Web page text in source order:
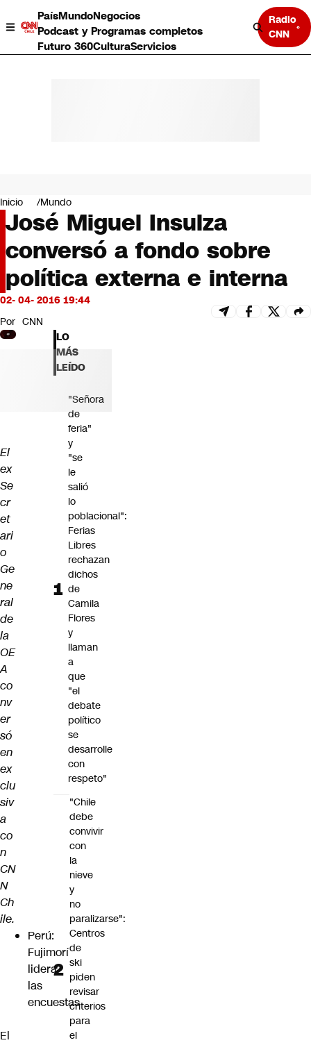
PaísMundoNegocios
Podcast y Programas completos
Futuro 360CulturaServicios
Radio
CNN
Negocios
Deportes
Programas completos
Cultura
Servicios
Bits
CNN tiempo
Futuro 360
Opinión
Inicio Mundo
José Miguel Insulza
conversó a fondo sobre
política externa e interna
02- 04- 2016 19:44
Por CNN
El
ex
Se
cr
et
ari
o
Ge
ne
ral
de
la
OE
A
co
nv
er
só
en
ex
clu
siv
a
co
n
CN
N
Ch
ile.
Perú:
Fujimorí
lidera
las
encuestas
El
LO
MÁS
LEÍDO
"Señora
de
feria"
y
"se
le
salió
lo
poblacional":
Ferias
Libres
rechazan
dichos
de
Camila
Flores
y
llaman
a
que
"el
debate
político
se
desarrolle
con
respeto"
"Chile
debe
convivir
con
la
nieve
y
no
paralizarse":
Centros
de
ski
piden
revisar
criterios
para
el